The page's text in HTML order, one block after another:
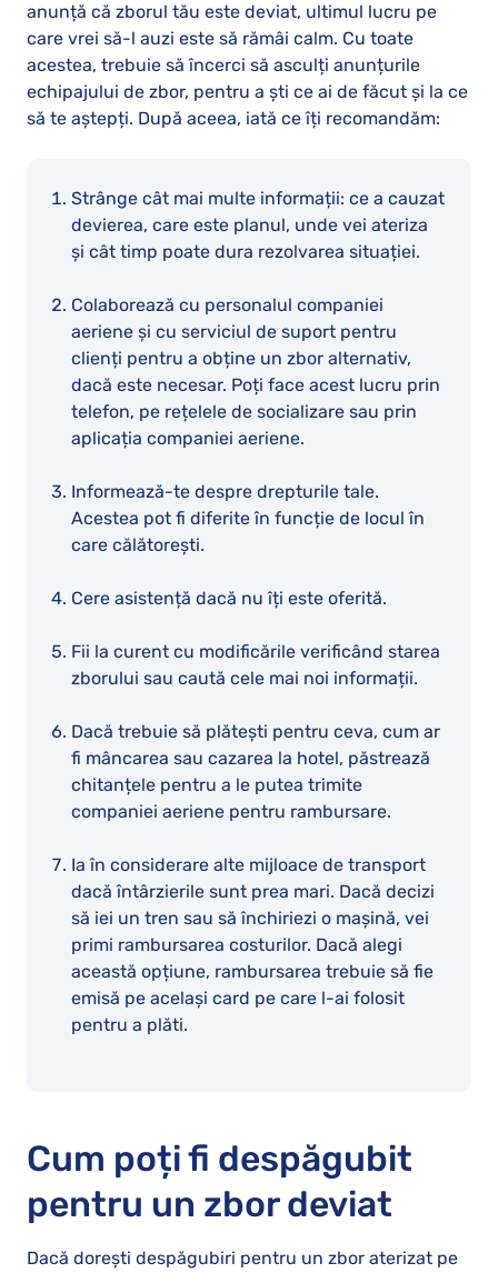
anunță că zborul tău este deviat, ultimul lucru pe
care vrei să-l auzi este să rămâi calm. Cu toate
acestea, trebuie să încerci să asculți anunțurile
echipajului de zbor, pentru a ști ce ai de făcut și la ce
să te aștepți. După aceea, iată ce îți recomandăm:
Strânge cât mai multe informații: ce a cauzat
devierea, care este planul, unde vei ateriza
și cât timp poate dura rezolvarea situației.
Colaborează cu personalul companiei
aeriene și cu serviciul de suport pentru
clienți pentru a obține un zbor alternativ,
dacă este necesar. Poți face acest lucru prin
telefon, pe rețelele de socializare sau prin
aplicația companiei aeriene.
Informează-te despre drepturile tale.
Acestea pot fi diferite în funcție de locul în
care călătorești.
Cere asistență dacă nu îți este oferită.
Fii la curent cu modificările verificând starea
zborului sau caută cele mai noi informații.
Dacă trebuie să plătești pentru ceva, cum ar
fi mâncarea sau cazarea la hotel, păstrează
chitanțele pentru a le putea trimite
companiei aeriene pentru rambursare.
Ia în considerare alte mijloace de transport
dacă întârzierile sunt prea mari. Dacă decizi
să iei un tren sau să închiriezi o mașină, vei
primi rambursarea costurilor. Dacă alegi
această opțiune, rambursarea trebuie să fie
emisă pe același card pe care l-ai folosit
pentru a plăti.
Cum poți fi despăgubit
pentru un zbor deviat
Dacă dorești despăgubiri pentru un zbor aterizat pe